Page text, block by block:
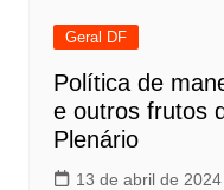
Geral DF
Política de
e outros frutos
Plenário
13 de abril de 2024